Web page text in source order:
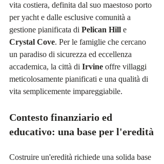
vita costiera, definita dal suo maestoso porto
per yacht e dalle esclusive comunità a
gestione pianificata di Pelican Hill e
Crystal Cove. Per le famiglie che cercano
un paradiso di sicurezza ed eccellenza
accademica, la città di Irvine offre villaggi
meticolosamente pianificati e una qualità di
vita semplicemente impareggiabile.
Contesto finanziario ed
educativo: una base per l'eredità
Costruire un'eredità richiede una solida base